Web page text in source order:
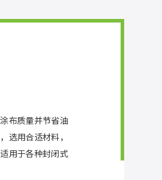
布质量并节省油
选用合适材料，
用于各种封闭式